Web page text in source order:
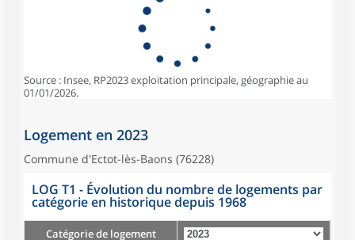
Source : Insee, RP2023 exploitation principale, géographie au
01/01/2026.
Logement en 2023
Commune d'Ectot-lès-Baons (76228)
LOG T1 - Évolution du nombre de logements par
catégorie en historique depuis 1968
Catégorie de logement